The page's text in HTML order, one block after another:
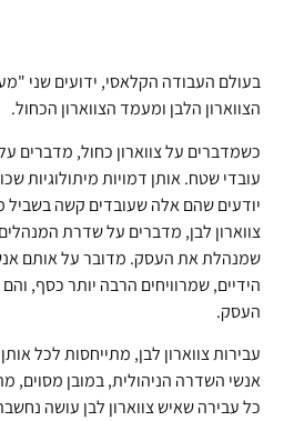
בעולם העבודה הקלאסי, ידועים שני
הצווארון הלבן ומעמד הצווארון הכחול.
כשמדברים על צווארון כחול, מדברים
עובדי שטח. אותן דמויות מיתולוגיות
יודעים שהם אלה שעובדים קשה
צווארון לבן, מדברים על שדרת
שמנהלת את העסק. מדובר על אותם
הידיים, שמרוויחים הרבה יותר כסף,
העסק.
עבירות צווארון לבן, מתייחסות לכל
אנשי השדרה הניהולית, במובן מסוים,
כל עבירה שאיש צווארון לבן עושה